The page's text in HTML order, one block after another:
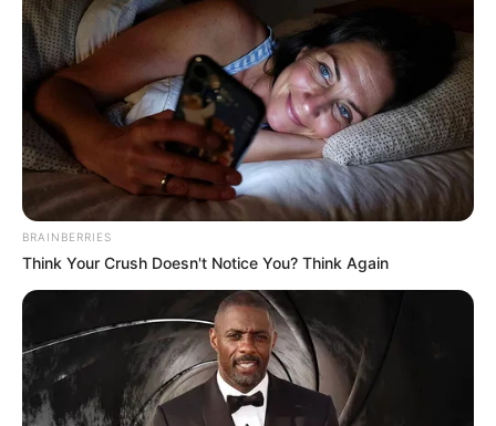
escríbanos al WhatsApp a través de
este link
COMPARTIR
TEMAS RELACIONADOS
VILLA RESTREPO
FUERTES LLUVIAS
NOTICIAS DE IBAGUÉ
BRAINBERRIES
Think Your Crush Doesn't Notice You? Think Again